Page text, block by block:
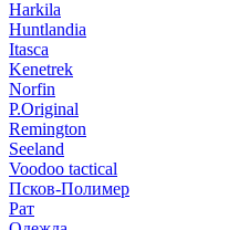
Harkila
Huntlandia
Itasca
Kenetrek
Norfin
P.Original
Remington
Seeland
Voodoo tactical
Псков-Полимер
Рат